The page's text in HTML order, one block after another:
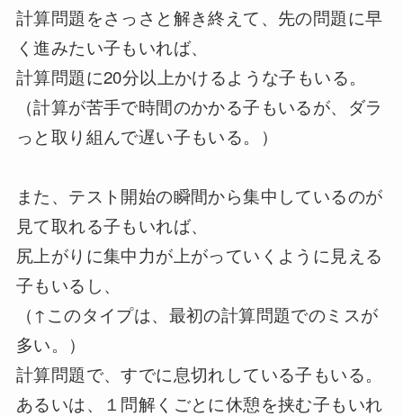
計算問題をさっさと解き終えて、先の問題に早
く進みたい子もいれば、
計算問題に20分以上かけるような子もいる。
（計算が苦手で時間のかかる子もいるが、ダラ
っと取り組んで遅い子もいる。）
また、テスト開始の瞬間から集中しているのが
見て取れる子もいれば、
尻上がりに集中力が上がっていくように見える
子もいるし、
（↑このタイプは、最初の計算問題でのミスが
多い。）
計算問題で、すでに息切れしている子もいる。
あるいは、１問解くごとに休憩を挟む子もいれ